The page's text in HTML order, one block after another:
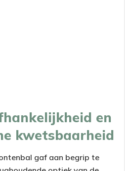
en
kwetsbaarheid
gaf aan begrip te